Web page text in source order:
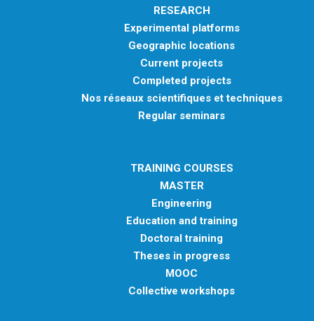
RESEARCH
Experimental platforms
Geographic locations
Current projects
Completed projects
Nos réseaux scientifiques et techniques
Regular seminars
TRAINING COURSES
MASTER
Engineering
Education and training
Doctoral training
Theses in progress
MOOC
Collective workshops